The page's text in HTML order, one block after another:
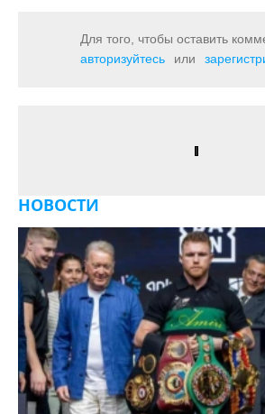
Для того, чтобы оставить
авторизуйтесь
или
НОВОСТИ